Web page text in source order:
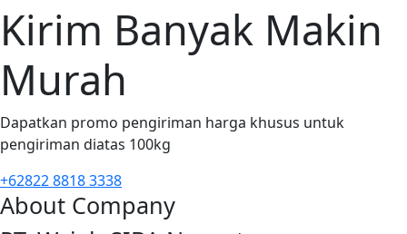
Kirim Banyak Makin
Murah
Dapatkan promo pengiriman harga khusus untuk
pengiriman diatas 100kg
+62822 8818 3338
About Company